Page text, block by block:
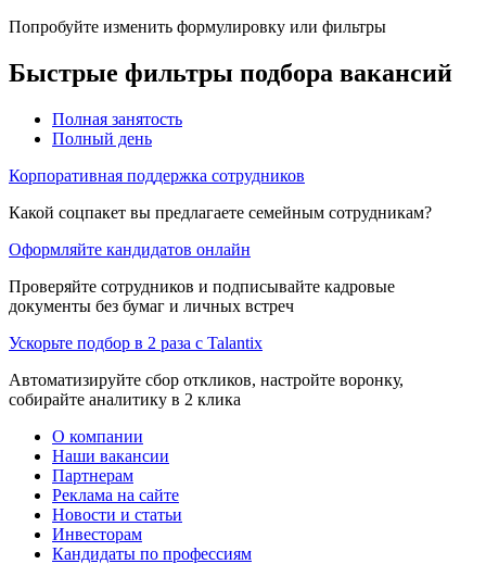
Попробуйте изменить формулировку или фильтры
Быстрые фильтры подбора вакансий
Полная занятость
Полный день
Корпоративная поддержка сотрудников
Какой соцпакет вы предлагаете семейным сотрудникам?
Оформляйте кандидатов онлайн
Проверяйте сотрудников и подписывайте кадровые
документы без бумаг и личных встреч
Ускорьте подбор в 2 раза с Talantix
Автоматизируйте сбор откликов, настройте воронку,
собирайте аналитику в 2 клика
О компании
Наши вакансии
Партнерам
Реклама на сайте
Новости и статьи
Инвесторам
Кандидаты по профессиям